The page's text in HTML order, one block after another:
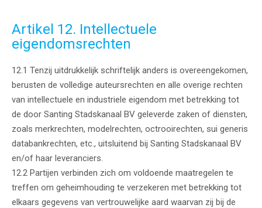
Artikel 12. Intellectuele
eigendomsrechten
12.1 Tenzij uitdrukkelijk schriftelijk anders is overeengekomen,
berusten de volledige auteursrechten en alle overige rechten
van intellectuele en industriele eigendom met betrekking tot
de door Santing Stadskanaal BV geleverde zaken of diensten,
zoals merkrechten, modelrechten, octrooirechten, sui generis
databankrechten, etc., uitsluitend bij Santing Stadskanaal BV
en/of haar leveranciers.
12.2 Partijen verbinden zich om voldoende maatregelen te
treffen om geheimhouding te verzekeren met betrekking tot
elkaars gegevens van vertrouwelijke aard waarvan zij bij de